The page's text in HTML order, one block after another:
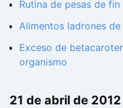
Rutina de pesas de fin
Alimentos ladrones
Exceso de
organismo
21 de abril de 2012